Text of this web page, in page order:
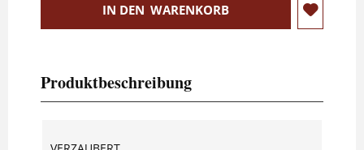
IN DEN WARENKORB
Produktbeschreibung